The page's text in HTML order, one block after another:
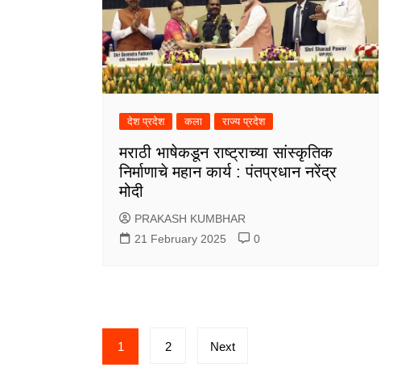
देश प्रदेश कला राज्य प्रदेश
मराठी भाषेकडून राष्ट्राच्या सांस्कृतिक
निर्माणाचे महान कार्य : पंतप्रधान नरेंद्र
मोदी
PRAKASH KUMBHAR
21 February 2025
0
Posts
pagination
1 2 Next